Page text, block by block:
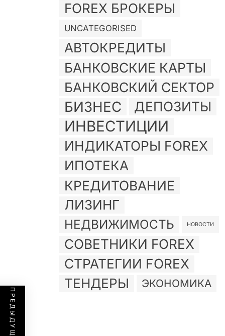
FOREX БРОКЕРЫ
UNCATEGORISED
АВТОКРЕДИТЫ
БАНКОВСКИЕ КАРТЫ
БАНКОВСКИЙ СЕКТОР
БИЗНЕС ДЕПОЗИТЫ
ИНВЕСТИЦИИ
ИНДИКАТОРЫ FOREX
ИПОТЕКА
КРЕДИТОВАНИЕ
ЛИЗИНГ
НЕДВИЖИМОСТЬ НОВОСТИ
СОВЕТНИКИ FOREX
СТРАТЕГИИ FOREX
ТЕНДЕРЫ
ЭКОНОМИКА